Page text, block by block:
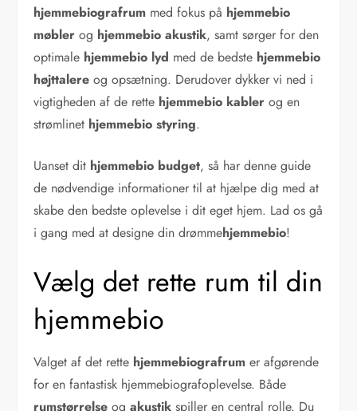
hjemmebiografrum med fokus på hjemmebio
møbler og hjemmebio akustik, samt sørger for den
optimale hjemmebio lyd med de bedste hjemmebio
højttalere og opsætning. Derudover dykker vi ned i
vigtigheden af de rette hjemmebio kabler og en
strømlinet hjemmebio styring.
Uanset dit hjemmebio budget, så har denne guide
de nødvendige informationer til at hjælpe dig med at
skabe den bedste oplevelse i dit eget hjem. Lad os gå
i gang med at designe din drømmehjemmebio!
Vælg det rette rum til din
hjemmebio
Valget af det rette hjemmebiografrum er afgørende
for en fantastisk hjemmebiografoplevelse. Både
rumstørrelse ogakustik spiller en central rolle. Du